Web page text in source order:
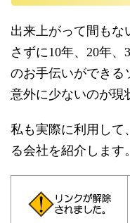
出来上がって間もな
さずに10年、20年
のお手伝いができる
意外に少ないのが現
私も実際に利用して
る会社を紹介します。